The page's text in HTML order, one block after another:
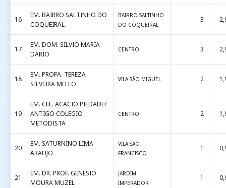
16
EM. BAIRRO SALTINHO DO
COQUEIRAL
BAIRRO SALTINHO
DO COQUEIRAL
3
17
EM. DOM. SILVIO MARIA
DARIO
CENTRO 3
18
EM. PROFA. TEREZA
SILVEIRA MELLO
VILA SÃO MIGUEL 2
19
EM. CEL. ACACIO PIEDADE/
ANTIGO COLEGIO
METODISTA
CENTRO 2
20
EM. SATURNINO LIMA
ARAUJO
VILA SAO
FRANCISCO
1
21
EM. DR. PROF. GENESIO
MOURA MUZEL
JARDIM
IMPERADOR
1